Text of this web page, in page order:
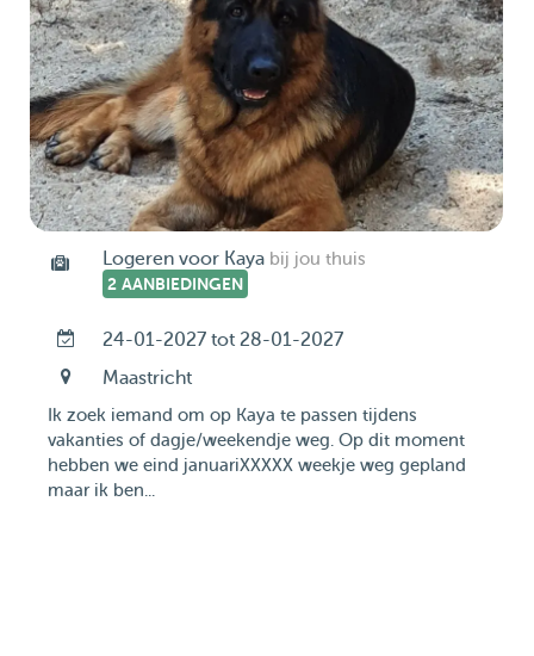
Logeren voor Kaya bij jou thuis
2 AANBIEDINGEN
24-01-2027 tot 28-01-2027
Maastricht
Ik zoek iemand om op Kaya te passen tijdens
vakanties of dagje/weekendje weg. Op dit moment
hebben we eind januariXXXXX weekje weg gepland
maar ik ben...